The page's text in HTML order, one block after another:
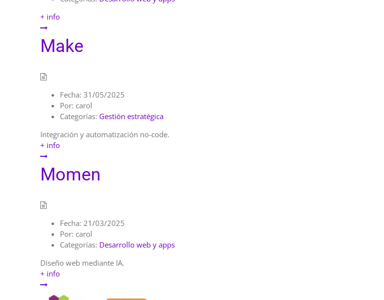
+ info
Make
Fecha: 31/05/2025
Por: carol
Categorías: Gestión estratégica
Integración y automatización no-code.
+ info
Momen
Fecha: 21/03/2025
Por: carol
Categorías: Desarrollo web y apps
Diseño web mediante IA.
+ info